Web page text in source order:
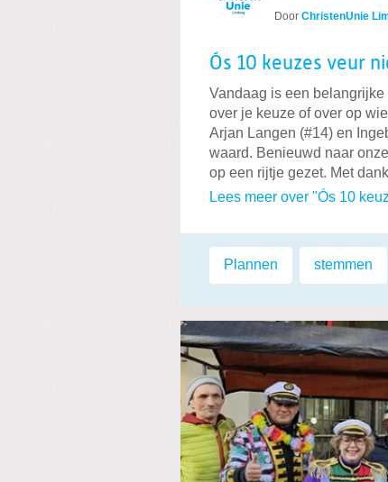
Door ChristenUnie
Ós 10 keuzes veur
Vandaag is een
over je keuze of over op
Arjan Langen (#14) en
waard. Benieuwd naar
op een rijtje gezet. Met
Lees meer over "Ós 10
Labels:
Plannen stemmen